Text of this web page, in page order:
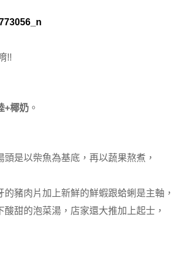
!!
+椰奶 。
是以柴魚為基底，再以蔬果熬煮，
豬肉片加上新鮮的鮮蝦跟蛤蜊是主軸，
甜的泡菜湯，店家還大推加上起士，